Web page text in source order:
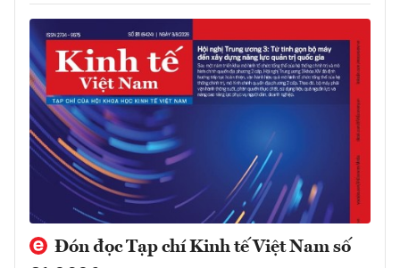
Đón đọc Tạp chí Kinh tế Việt Nam số